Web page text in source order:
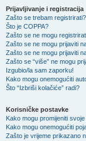
Prijavljivanje i registracija
Zašto se trebam registrirati?
Što je COPPA?
Zašto se ne mogu
Zašto se ne mogu prijaviti
Zašto se ne mogu prijaviti
Zašto se “više” ne mogu
Izgubio/la sam zaporku!
Kako mogu onemogućiti
Što “Izbriši kolačiće” radi?
Korisničke postavke
Kako mogu promijeniti
Kako mogu onemogućiti
Zašto je vrijeme prikazano